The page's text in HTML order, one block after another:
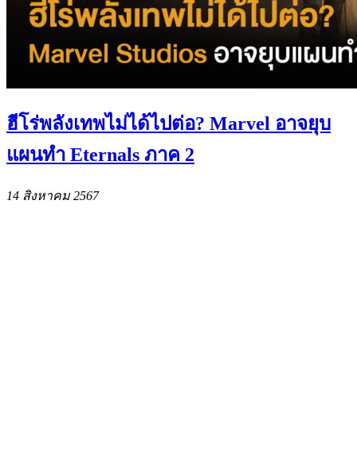
ฮีโร่พลังเทพไม่ได้ไปต่อ? Marvel อาจยุบ
แผนทำ Eternals ภาค 2
14 สิงหาคม 2567